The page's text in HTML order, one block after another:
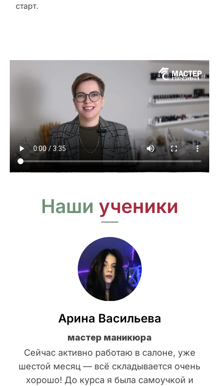
старт.
Наши ученики
Арина Васильева
мастер маникюра
Сейчас активно работаю в салоне, уже
шестой месяц — всё складывается очень
хорошо! До курса я была самоучкой и